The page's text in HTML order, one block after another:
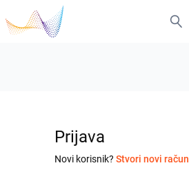
Prijava
Novi korisnik? Stvori novi račun